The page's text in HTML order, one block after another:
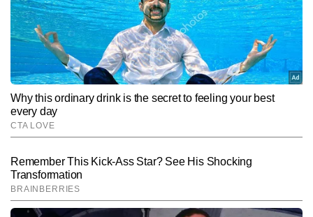
Hindi News Education
आदित्य सिंह AUTHOR
आदित्य सिंह टाइम्स नाउ नवभारत की डिजिटल टीम में एजुकेशन सेक्शन पर लिखते
हैं। मीडिया में 5 साल का अनुभव रखने वाले आदित्य सिंह स्कूली शिक्षा से लेकर
प्रतियोगी परीक्षाओं, जॉब वैकेंसी, करियर ऑप्शन्स, बोर्ड रिजल्ट, एग्जाम टिप्स और और पढ़ें